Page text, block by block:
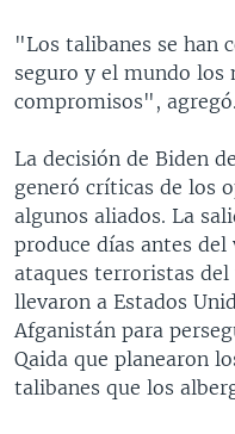
"Los talibanes se han
seguro y el mundo los
compromisos", agregó.
La decisión de Biden
generó críticas de los
algunos aliados. La
produce días antes
ataques terroristas del
llevaron a Estados
Afganistán para
Qaida que planearon
talibanes que los